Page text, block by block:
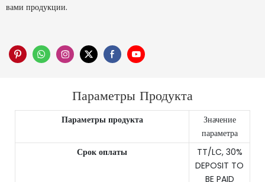
вами продукции.
Параметры Продукта
Параметры продукта
Значение
параметра
Срок оплаты
TT/LC, 30%
DEPOSIT TO
BE PAID